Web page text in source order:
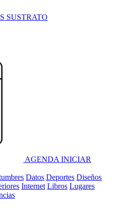
SUSTRATO
AGENDA INICIAR
Datos Deportes Diseños
Internet Libros Lugares